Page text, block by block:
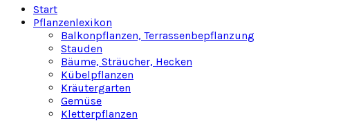
Start
Pflanzenlexikon
Balkonpflanzen, Terrassenbepflanzung
Stauden
Bäume, Sträucher, Hecken
Kübelpflanzen
Kräutergarten
Gemüse
Kletterpflanzen